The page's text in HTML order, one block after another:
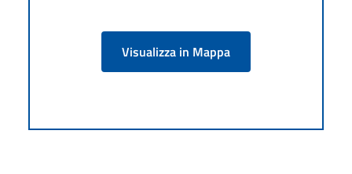
Visualizza in Mappa